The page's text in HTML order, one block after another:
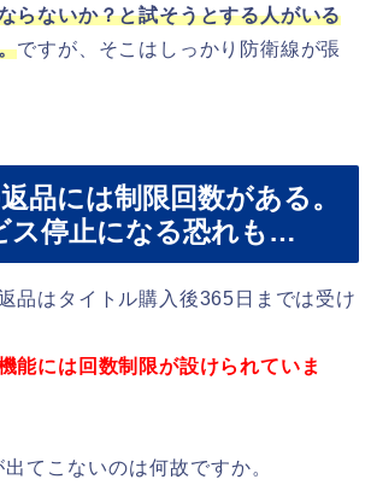
らないか？と試そうとする人がいる
ですが、そこはしっかり防衛線が張
品には制限回数がある。
ス停止になる恐れも…
品はタイトル購入後365日までは受け
能には回数制限が設けられていま
てこないのは何故ですか。